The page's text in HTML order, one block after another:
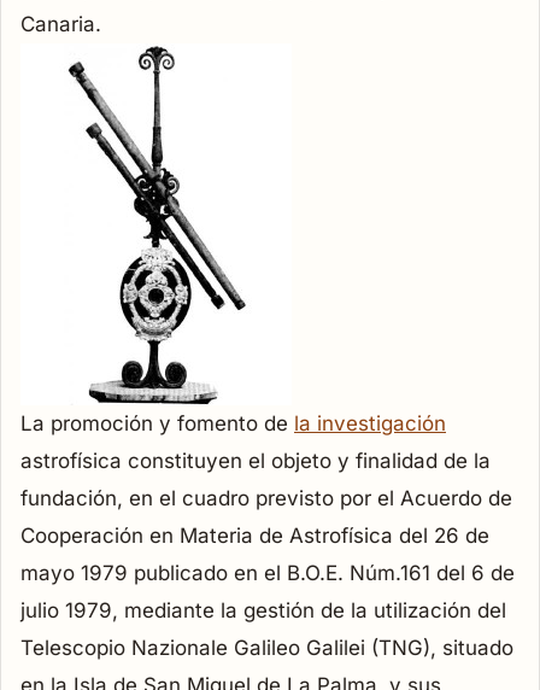
Canaria.
La promoción y fomento de la investigación
astrofísica constituyen el objeto y finalidad de la
fundación, en el cuadro previsto por el Acuerdo de
Cooperación en Materia de Astrofísica del 26 de
mayo 1979 publicado en el B.O.E. Núm.161 del 6 de
julio 1979, mediante la gestión de la utilización del
Telescopio Nazionale Galileo Galilei (TNG), situado
en la Isla de San Miguel de La Palma, y sus